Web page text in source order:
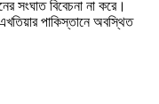
সংঘাত বিবেচনা না করে।
পাকিস্তানে অবস্থিত